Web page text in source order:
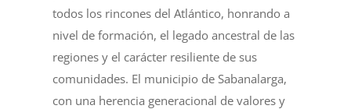
todos los rincones del Atlántico, honrando a
nivel de formación, el legado ancestral de las
regiones y el carácter resiliente de sus
comunidades. El municipio de Sabanalarga,
con una herencia generacional de valores y